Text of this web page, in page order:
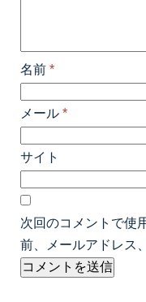
名前 *
メール *
サイト
次回のコメントで使
前、メールアドレス